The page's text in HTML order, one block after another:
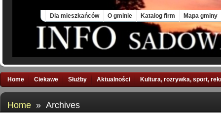
Dla mieszkańców O gminie Katalog firm Mapa gminy
Home Ciekawe Służby Aktualności Kultura, rozrywka, sport,
Home » Archives